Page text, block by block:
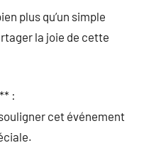
plus qu’un simple
la joie de cette
:
cet événement